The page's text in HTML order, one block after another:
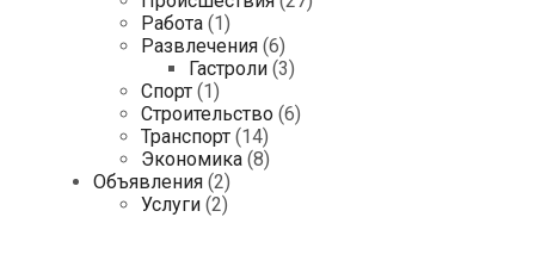
Работа (1)
Развлечения (6)
Гастроли (3)
Спорт (1)
Строительство (6)
Транспорт (14)
Экономика (8)
Объявления (2)
Услуги (2)